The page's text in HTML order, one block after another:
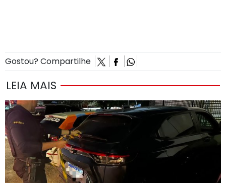
Gostou? Compartilhe
LEIA MAIS